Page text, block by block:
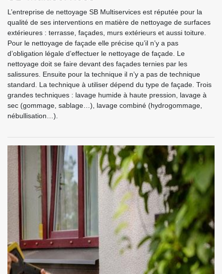
L’entreprise de nettoyage SB Multiservices est réputée pour la
qualité de ses interventions en matière de nettoyage de surfaces
extérieures : terrasse, façades, murs extérieurs et aussi toiture.
Pour le nettoyage de façade elle précise qu’il n’y a pas
d’obligation légale d’effectuer le nettoyage de façade. Le
nettoyage doit se faire devant des façades ternies par les
salissures. Ensuite pour la technique il n’y a pas de technique
standard. La technique à utiliser dépend du type de façade. Trois
grandes techniques : lavage humide à haute pression, lavage à
sec (gommage, sablage…), lavage combiné (hydrogommage,
nébullisation…).